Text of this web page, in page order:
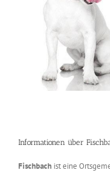
Informationen über
Fischbach ist eine